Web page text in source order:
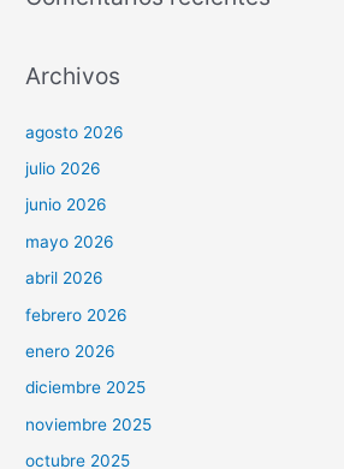
Archivos
agosto 2026
julio 2026
junio 2026
mayo 2026
abril 2026
febrero 2026
enero 2026
diciembre 2025
noviembre 2025
octubre 2025